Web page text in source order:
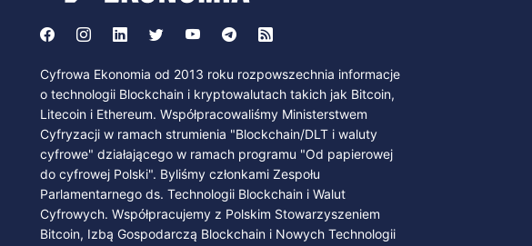
Cyfrowa Ekonomia od 2013 roku rozpowszechnia informacje
o technologii Blockchain i kryptowalutach takich jak Bitcoin,
Litecoin i Ethereum. Współpracowaliśmy Ministerstwem
Cyfryzacji w ramach strumienia "Blockchain/DLT i waluty
cyfrowe" działającego w ramach programu "Od papierowej
do cyfrowej Polski". Byliśmy członkami Zespołu
Parlamentarnego ds. Technologii Blockchain i Walut
Cyfrowych. Współpracujemy z Polskim Stowarzyszeniem
Bitcoin, Izbą Gospodarczą Blockchain i Nowych Technologii